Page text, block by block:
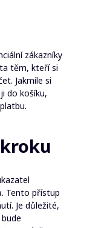
zákazníky
těm, kteří si
Jakmile si
do košíku,
Tento přístup
Je důležité,